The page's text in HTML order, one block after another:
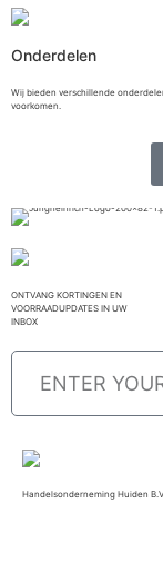
Onderdelen
Wij bieden verschillende
voorkomen.
ONTVANG KORTINGEN EN
VOORRAADUPDATES IN UW
INBOX
Handelsonderneming Huiden B.V.